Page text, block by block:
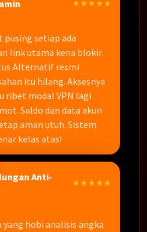
★★★★★
pusing setiap ada
link utama kena blokir.
Alternatif resmi
itu hilang. Aksesnya
ribet modal VPN lagi
Saldo dan data akun
aman utuh. Sistem
kelas atas!
Anti-
★★★★★
hobi analisis angka